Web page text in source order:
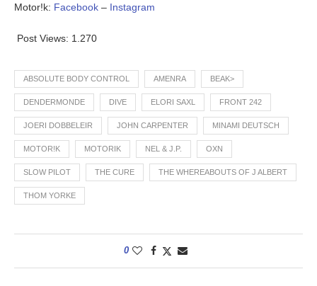
Motor!k: Facebook – Instagram
Post Views: 1.270
ABSOLUTE BODY CONTROL AMENRA BEAK>
DENDERMONDE DIVE ELORI SAXL FRONT 242
JOERI DOBBELEIR JOHN CARPENTER MINAMI DEUTSCH
MOTOR!K MOTORIK NEL & J.P. OXN
SLOW PILOT THE CURE THE WHEREABOUTS OF J ALBERT
THOM YORKE
0